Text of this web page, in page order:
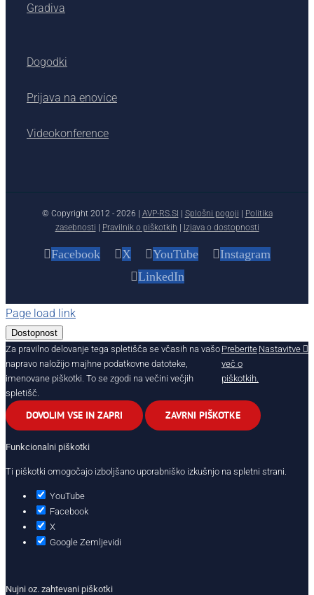
Gradiva
Dogodki
Prijava na enovice
Videokonference
© Copyright 2012 - 2026 | AVP-RS.SI Splošni pogoji
Politika
zasebnosti
Pravilnik o piškotkih Izjava o dostopnosti
Facebook X YouTube
Instagram
LinkedIn
Page load link
Dostopnost
Za pravilno delovanje tega spletišča se včasih na vašo
napravo naložijo majhne podatkovne datoteke,
imenovane piškotki. To se zgodi na večini večjih
spletišč.
Preberite
več o
piškotkih.
Nastavitve
DOVOLIM VSE IN ZAPRI ZAVRNI PIŠKOTKE
Funkcionalni piškotki
Ti piškotki omogočajo izboljšano uporabniško izkušnjo na spletni strani.
YouTube
Facebook
X
Google Zemljevidi
Nujni oz. zahtevani piškotki